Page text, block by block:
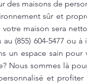
des maisons de
sûr et
maison sera
(855) 604-5477 ou à
un espace sain pour
Nous sommes là
et